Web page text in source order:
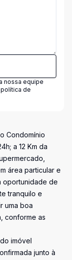
nossa equipe
política de
Condomínio
a 12 Km da
área particular e
oportunidade de
tranquilo e
uma boa
conforme as
imóvel
junto à